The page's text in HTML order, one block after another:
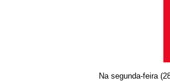
Na segunda-feira